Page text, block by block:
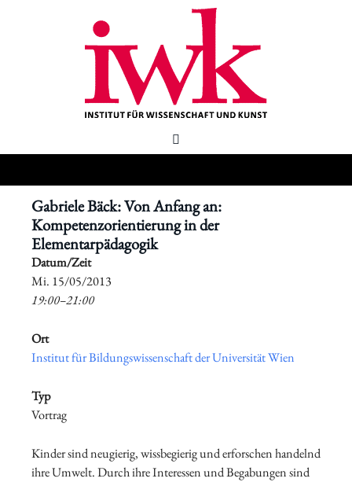
Gabriele Bäck: Von Anfang an:
Kompetenzorientierung in der
Elementarpädagogik
Datum/Zeit
​Mi. 15/05/2013
19:00–21:00
Ort
Institut für Bildungswissenschaft der Universität Wien
Typ
Vortrag
Kinder sind neugierig, wissbegierig und erforschen handelnd
ihre Umwelt. Durch ihre Interessen und Begabungen sind